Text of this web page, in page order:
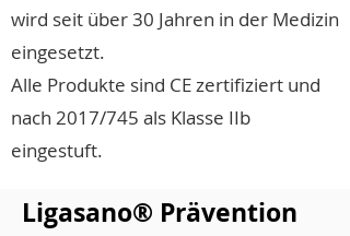
wird seit über 30 Jahren in der Medizin
eingesetzt.
Alle Produkte sind CE zertifiziert und
nach 2017/745 als Klasse IIb
eingestuft.
Ligasano® Prävention